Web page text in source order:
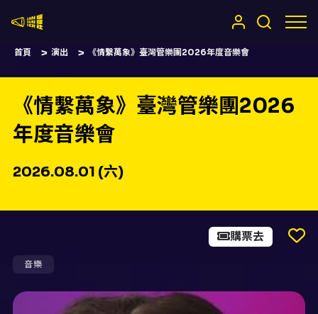
首頁 演出 《情繫萬象》臺灣管樂團2026年度音樂會
《情繫萬象》臺灣管樂團2026
年度音樂會
2026.08.01 (六)
音樂
購票去